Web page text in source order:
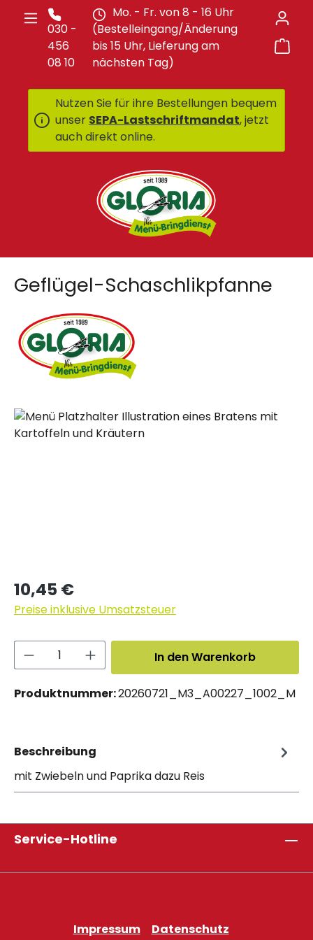
Zum Hauptinhalt springen
030 -
456
08 10
Mo. - Fr. von 8 - 16 Uhr
(Bestelleingang/Änderung
bis 15 Uhr, Lieferung am
nächsten Tag)
Nutzen Sie für ihre Bestellungen bequem
unser SEPA-Lastschriftmandat, jetzt
auch direkt online.
Geflügel-Schaschlikpfanne
Bildergalerie überspringen
Regulärer Preis:
10,45 €
Preise inklusive Umsatzsteuer
Produkt Anzahl: Gib den
In den Warenkorb
Produktnummer:20260721_M3_A00227_1002_M
Beschreibung
mit Zwiebeln und Paprika dazu Reis
Service-Hotline
Impressum Datenschutz